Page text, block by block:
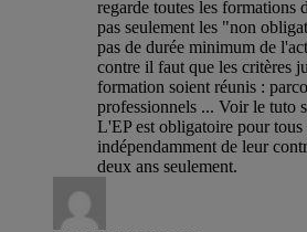
regarde toutes les formations
pas seulement les "non
pas de durée minimum de
contre il faut que les critères
formation soient réunis :
professionnels ... Voir le tuto
L'EP est obligatoire pour tous
indépendamment de leur
deux ans seulement.